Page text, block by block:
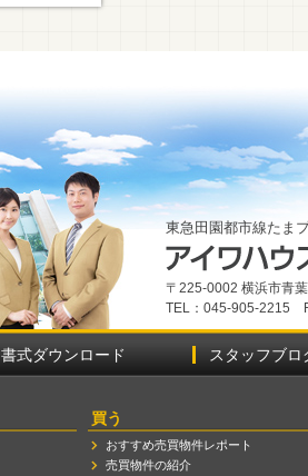
東急田園都市線たま
〒225-0002 横浜市青
TEL：045-905-2215
書式ダウンロード スタッフブロ
買う
おすすめ売買物件レポート
売買物件の紹介